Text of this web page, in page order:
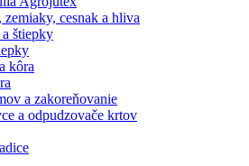
cesnak a hliva
štiepky
kôra
a zakoreňovanie
a odpudzovače krtov